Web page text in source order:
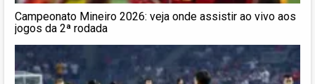
Campeonato Mineiro 2026: veja onde assistir ao vivo aos
jogos da 2ª rodada